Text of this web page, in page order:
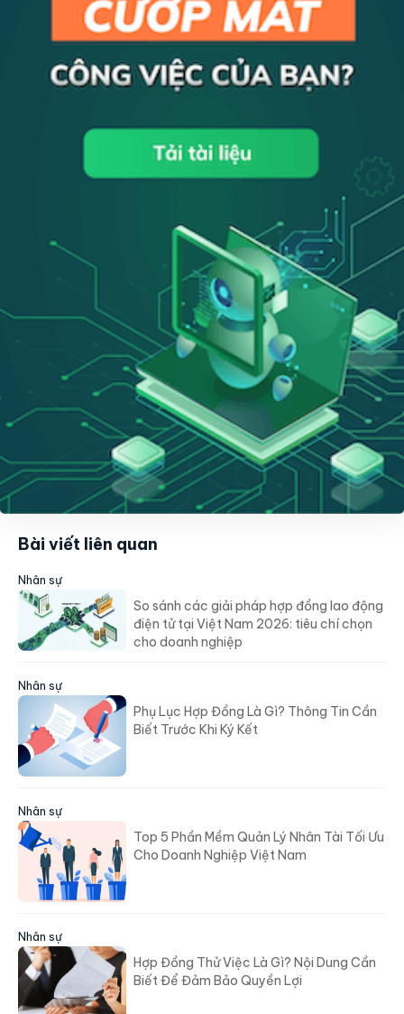
Bài viết liên quan
Nhân sự
So sánh các giải pháp hợp đồng lao động
điện tử tại Việt Nam 2026: tiêu chí chọn
cho doanh nghiệp
Nhân sự
Phụ Lục Hợp Đồng Là Gì? Thông Tin Cần
Biết Trước Khi Ký Kết
Nhân sự
Top 5 Phần Mềm Quản Lý Nhân Tài Tối Ưu
Cho Doanh Nghiệp Việt Nam
Nhân sự
Hợp Đồng Thử Việc Là Gì? Nội Dung Cần
Biết Để Đảm Bảo Quyền Lợi